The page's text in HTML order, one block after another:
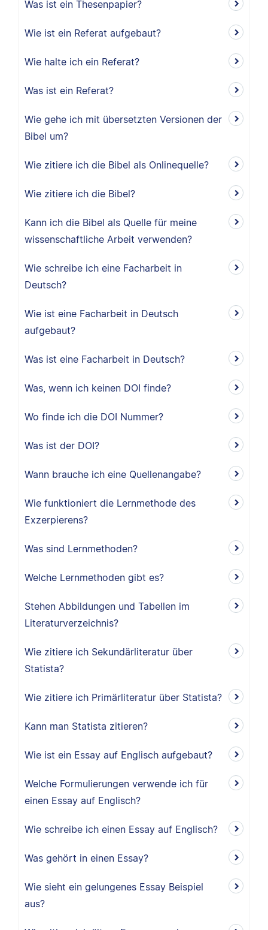
Was ist ein Thesenpapier?
Wie ist ein Referat aufgebaut?
Wie halte ich ein Referat?
Was ist ein Referat?
Wie gehe ich mit übersetzten Versionen der
Bibel um?
Wie zitiere ich die Bibel als Onlinequelle?
Wie zitiere ich die Bibel?
Kann ich die Bibel als Quelle für meine
wissenschaftliche Arbeit verwenden?
Wie schreibe ich eine Facharbeit in
Deutsch?
Wie ist eine Facharbeit in Deutsch
aufgebaut?
Was ist eine Facharbeit in Deutsch?
Was, wenn ich keinen DOI finde?
Wo finde ich die DOI Nummer?
Was ist der DOI?
Wann brauche ich eine Quellenangabe?
Wie funktioniert die Lernmethode des
Exzerpierens?
Was sind Lernmethoden?
Welche Lernmethoden gibt es?
Stehen Abbildungen und Tabellen im
Literaturverzeichnis?
Wie zitiere ich Sekundärliteratur über
Statista?
Wie zitiere ich Primärliteratur über Statista?
Kann man Statista zitieren?
Wie ist ein Essay auf Englisch aufgebaut?
Welche Formulierungen verwende ich für
einen Essay auf Englisch?
Wie schreibe ich einen Essay auf Englisch?
Was gehört in einen Essay?
Wie sieht ein gelungenes Essay Beispiel
aus?